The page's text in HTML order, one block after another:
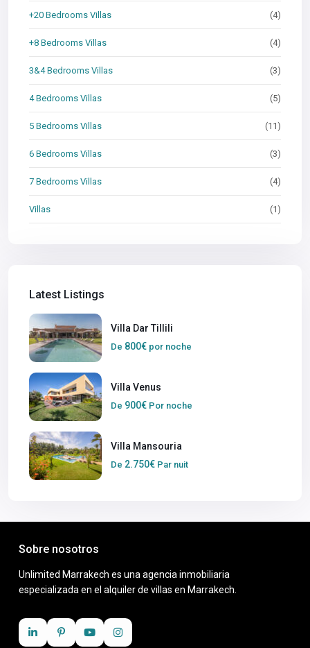
+20 Bedrooms Villas (4)
+8 Bedrooms Villas (4)
3&4 Bedrooms Villas (3)
4 Bedrooms Villas (5)
5 Bedrooms Villas (11)
6 Bedrooms Villas (3)
7 Bedrooms Villas (4)
Villas (1)
Latest Listings
Villa Dar Tillili
De 800€ por noche
Villa Venus
De 900€ Por noche
Villa Mansouria
De 2.750€ Par nuit
Sobre nosotros
Unlimited Marrakech es una agencia inmobiliaria
especializada en el alquiler de villas en Marrakech.